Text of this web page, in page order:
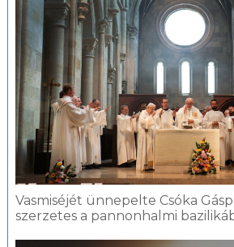
Vasmiséjét ünnepelte Csóka
szerzetes a pannonhalmi